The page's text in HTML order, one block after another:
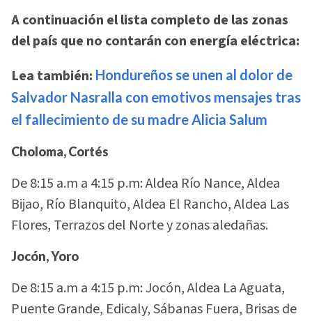
A continuación el lista completo de las zonas
del país que no contarán con energía eléctrica:
Lea también: Hondureños se unen al dolor de
Salvador Nasralla con emotivos mensajes tras
el fallecimiento de su madre Alicia Salum
Choloma, Cortés
De 8:15 a.m a 4:15 p.m: Aldea Río Nance, Aldea
Bijao, Río Blanquito, Aldea El Rancho, Aldea Las
Flores, Terrazos del Norte y zonas aledañas.
Jocón, Yoro
De 8:15 a.m a 4:15 p.m: Jocón, Aldea La Aguata,
Puente Grande, Edicaly, Sábanas Fuera, Brisas de